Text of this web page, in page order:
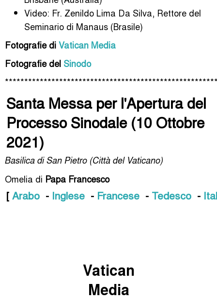
Video: Fr. Zenildo Lima Da Silva, Rettore del
Seminario di Manaus (Brasile)
Fotografie diVatican Media
Fotografie del Sinodo
Santa Messa per l'Apertura del
Processo Sinodale (10 Ottobre
2021)
Basilica di San Pietro (Città del Vaticano)
Omelia di Papa Francesco
[ Arabo - Inglese - Francese - Tedesco -
Vatican
Media